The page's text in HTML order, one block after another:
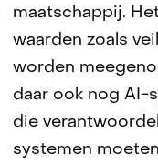
maatschappij.
waarden zoals
worden
daar ook nog AI-
die
systemen